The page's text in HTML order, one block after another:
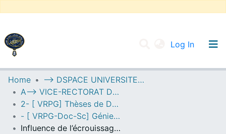
Log In
UNIVERSITY OF D.L SIDI BEL ABBES
Communities & Collections
All of DSpace
Home
--> DSPACE UNIVERSITE DJILALLI LIABES DE SIDI BEL ABBES
A--> VICE-RECTORAT DE LA POST-GRADUATION
2- [ VRPG] Thèses de Doctorat en Sciences
- [ VRPG-Doc-Sc] Génie mécanique --- هندسة ميكانيكية
Influence de l’écrouissage des matériaux sur la propagation de fissure de fatigue